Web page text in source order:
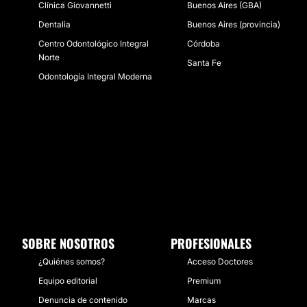
Clínica Giovannetti
Dentalia
Centro Odontológico Integral
Norte
Odontología Integral Moderna
Buenos Aires (GBA)
Buenos Aires (provincia)
Córdoba
Santa Fe
SOBRE NOSOTROS
¿Quiénes somos?
Equipo editorial
Denuncia de contenido
PROFESIONALES
Acceso Doctores
Premium
Marcas